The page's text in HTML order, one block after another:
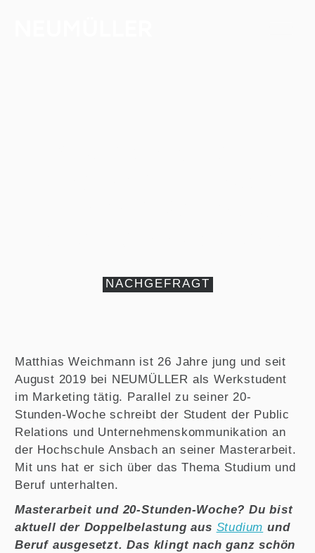
NACHGEFRAGT
Matthias Weichmann ist 26 Jahre jung und seit
August 2019 bei NEUMÜLLER als Werkstudent
im Marketing tätig. Parallel zu seiner 20-
Stunden-Woche schreibt der Student der Public
Relations und Unternehmenskommunikation an
der Hochschule Ansbach an seiner Masterarbeit.
Mit uns hat er sich über das Thema Studium und
Beruf unterhalten.
Masterarbeit und 20-Stunden-Woche? Du bist
aktuell der Doppelbelastung aus Studium und
Beruf ausgesetzt. Das klingt nach ganz schön